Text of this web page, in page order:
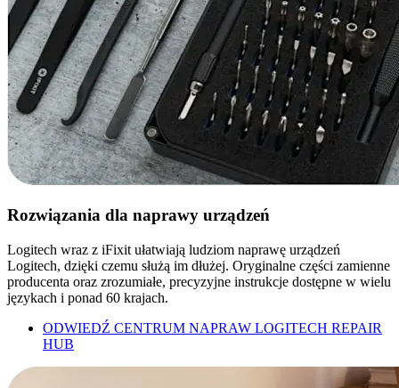
Rozwiązania dla naprawy urządzeń
Logitech wraz z iFixit ułatwiają ludziom naprawę urządzeń
Logitech, dzięki czemu służą im dłużej. Oryginalne części zamienne
producenta oraz zrozumiałe, precyzyjne instrukcje dostępne w wielu
językach i ponad 60 krajach.
ODWIEDŹ CENTRUM NAPRAW LOGITECH REPAIR
HUB